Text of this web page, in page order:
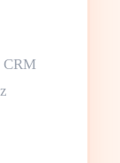
CRM